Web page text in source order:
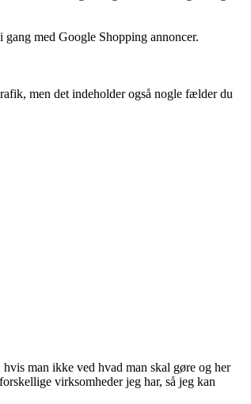
med Google Shopping annoncer.
men det indeholder også nogle fælder du
man ikke ved hvad man skal gøre og her
virksomheder jeg har, så jeg kan